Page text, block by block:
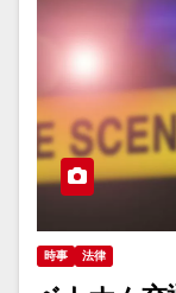
時事 法律